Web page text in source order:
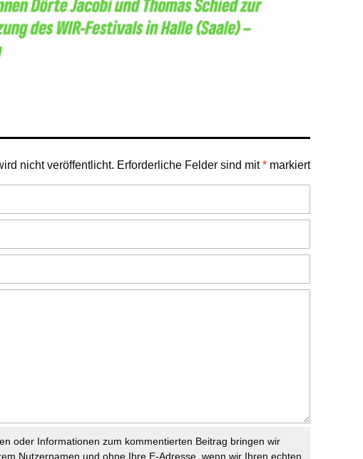
nicht veröffentlicht. Erforderliche Felder sind mit* markiert
oder Informationen zum kommentierten Beitrag bringen wir
Nutzernamen und ohne Ihre E-Adresse, wenn wir Ihren echten